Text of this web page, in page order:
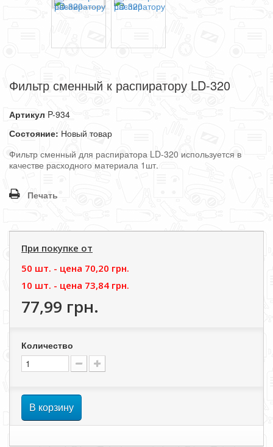
Фильтр сменный к распиратору LD-320
Артикул P-934
Состояние: Новый товар
Фильтр сменный для распиратора LD-320 используется в
качестве расходного материала 1шт.
Печать
При покупке от
50 шт. - цена 70,20 грн.
10 шт. - цена 73,84 грн.
77,99 грн.
Количество
В корзину